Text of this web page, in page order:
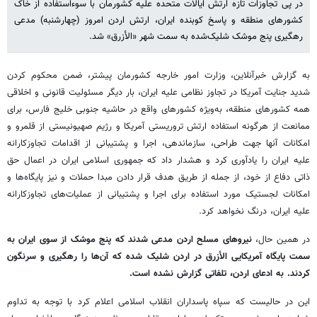
در پی تجاوزات تازه ارتش ایالات متحده علیه کشورمان با سوءاستفاده از خاک
کشورهای منطقه و پاسخ کوبنده ایران، ارتش اردن امروز (چهارشنبه) مدعی
رهگیری پنج موشک شلیک‌شده به سمت شهر «الأزرق» شد.
به گزارش خبرآنلاین، وزارت امور خارجه کشورمان پیشتر، ضمن محکوم کردن
شدید جنایت آمریکا در تجاوز نظامی علیه ایران، بار دیگر مسئولیت قانونی و اخلاقی
همه کشورهای منطقه، به‌ویژه کشورهای واقع در حاشیه جنوبی خلیج فارس، برای
ممانعت از هرگونه استفاده ارتش تروریستی آمریکا و رژیم صهیونیستی از قلمرو و
امکانات آنها جهت طراحی، سازماندهی، اجرا و پشتیبانی از اقدامات تجاوزکارانه
علیه ایران را یادآوری کرد و هشدار داد که جمهوری اسلامی ایران در اعمال حق
ذاتی دفاع از خود، از جمله از طریق هدف قرار دادن مبدا حملات و نیز پایگاه‌ها و
امکانات لجستیک مورد استفاده برای اجرا و پشتیبانی از عملیات‌های تجاوزکارانه
علیه ایران، درنگ نخواهد کرد.
در همین حال،نیروهای مسلح اردن مدعی شدند که پنج موشک از سوی ایران به
سمت پایگاه آمریکایی الأزرق در اردن شلیک شده که آن‌ها را رهگیری و سرنگون
کردند. به ادعای اردن، تلفاتی گزارش نشده است.
این در حالیست که سپاه پاسداران انقلاب اسلامی اعلام کرد با توجه به تداوم